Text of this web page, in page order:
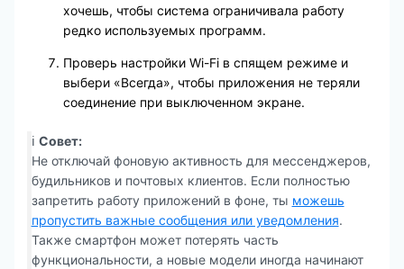
хочешь, чтобы система ограничивала работу
редко используемых программ.
Проверь настройки Wi-Fi в спящем режиме и
выбери «Всегда», чтобы приложения не теряли
соединение при выключенном экране.
ℹ️ Совет:
Не отключай фоновую активность для мессенджеров,
будильников и почтовых клиентов. Если полностью
запретить работу приложений в фоне, ты можешь
пропустить важные сообщения или уведомления.
Также смартфон может потерять часть
функциональности, а новые модели иногда начинают